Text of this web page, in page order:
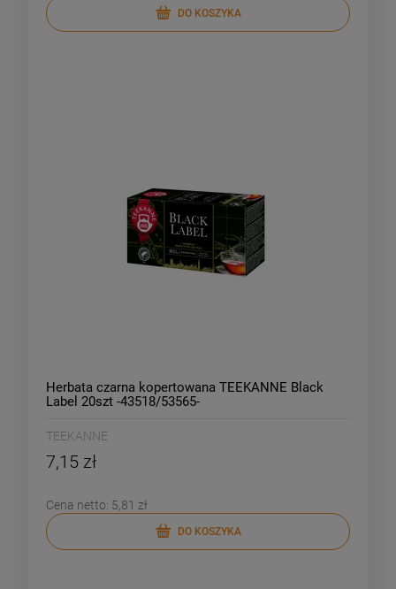
DO KOSZYKA
Herbata czarna kopertowana TEEKANNE Black
Label 20szt -43518/53565-
TEEKANNE
7,15 zł
Cena netto: 5,81 zł
DO KOSZYKA